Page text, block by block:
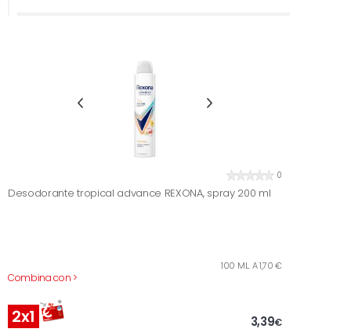
0
Desodorante tropical advance REXONA, spray 200 ml
Combina con >
100 ML. A 1,70 €
2x1 3,39€